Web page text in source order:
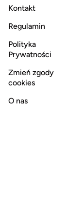
Kontakt
Regulamin
Polityka
Prywatności
Zmień zgody
cookies
O nas